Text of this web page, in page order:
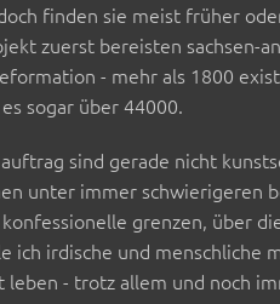
finden sie meist früher
zuerst bereisten sachsen-
- mehr als 1800
sogar über 44000.
sind gerade nicht
unter immer schwierigeren
grenzen, über
irdische und menschliche
- trotz allem und noch